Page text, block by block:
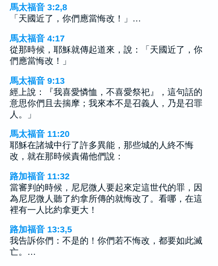
馬太福音 3:2,8
「天國近了，你們應當悔改！」…
馬太福音 4:17
從那時候，耶穌就傳起道來，說：「天國近了，你
們應當悔改！」
馬太福音 9:13
經上說：『我喜愛憐恤，不喜愛祭祀』，這句話的
意思你們且去揣摩；我來本不是召義人，乃是召罪
人。」
馬太福音 11:20
耶穌在諸城中行了許多異能，那些城的人終不悔
改，就在那時候責備他們說：
路加福音 11:32
當審判的時候，尼尼微人要起來定這世代的罪，因
為尼尼微人聽了約拿所傳的就悔改了。看哪，在這
裡有一人比約拿更大！
路加福音 13:3,5
我告訴你們：不是的！你們若不悔改，都要如此滅
亡。…